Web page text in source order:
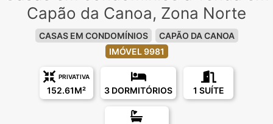
Capão da Canoa, Zona Norte
CASAS EM CONDOMÍNIOS
CAPÃO DA CANOA
IMÓVEL 9981
PRIVATIVA
152.61M² 3 DORMITÓRIOS 1 SUÍTE